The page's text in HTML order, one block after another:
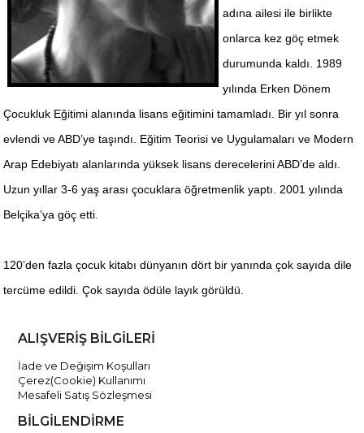
adına ailesi ile birlikte
onlarca kez göç etmek
durumunda kaldı. 1989
yılında Erken Dönem
Çocukluk Eğitimi alanında lisans eğitimini tamamladı. Bir yıl sonra
evlendi ve ABD’ye taşındı. Eğitim Teorisi ve Uygulamaları ve Modern
Arap Edebiyatı alanlarında yüksek lisans derecelerini ABD’de aldı.
Uzun yıllar 3-6 yaş arası çocuklara öğretmenlik yaptı. 2001 yılında
Belçika’ya göç etti.
120’den fazla çocuk kitabı dünyanın dört bir yanında çok sayıda dile
tercüme edildi. Çok sayıda ödüle layık görüldü.
ALIŞVERİŞ BİLGİLERİ
İade ve Değişim Koşulları
Çerez(Cookie) Kullanımı
Mesafeli Satış Sözleşmesi
BİLGİLENDİRME